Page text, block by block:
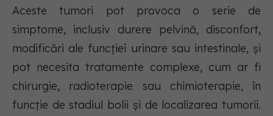
Aceste tumori pot provoca o serie de
simptome, inclusiv durere pelvină, disconfort,
modificări ale funcției urinare sau intestinale, și
pot necesita tratamente complexe, cum ar fi
chirurgie, radioterapie sau chimioterapie, în
funcție de stadiul bolii și de localizarea tumorii.